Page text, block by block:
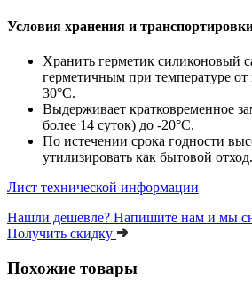
Условия хранения и
Хранить герметик силиконовый
герметичным при температуре
30°C.
Выдерживает кратковременное
более 14 суток) до -20°С.
По истечении срока годности
утилизировать как бытовой отход.
Лист технической информации
Нашли дешевле? Напишите нам и мы
Получить скидку
Похожие товары